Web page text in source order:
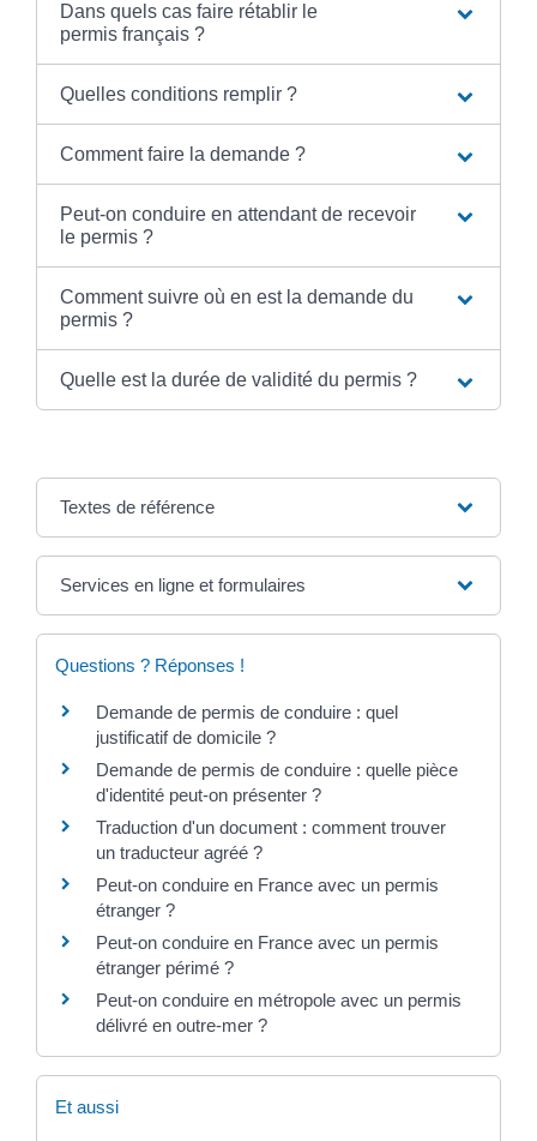
Dans quels cas faire rétablir le
permis français ?
Quelles conditions remplir ?
Comment faire la demande ?
Peut-on conduire en attendant de recevoir
le permis ?
Comment suivre où en est la demande du
permis ?
Quelle est la durée de validité du permis ?
Textes de référence
Services en ligne et formulaires
Questions ? Réponses !
Demande de permis de conduire : quel
justificatif de domicile ?
Demande de permis de conduire : quelle pièce
d'identité peut-on présenter ?
Traduction d'un document : comment trouver
un traducteur agréé ?
Peut-on conduire en France avec un permis
étranger ?
Peut-on conduire en France avec un permis
étranger périmé ?
Peut-on conduire en métropole avec un permis
délivré en outre-mer ?
Et aussi